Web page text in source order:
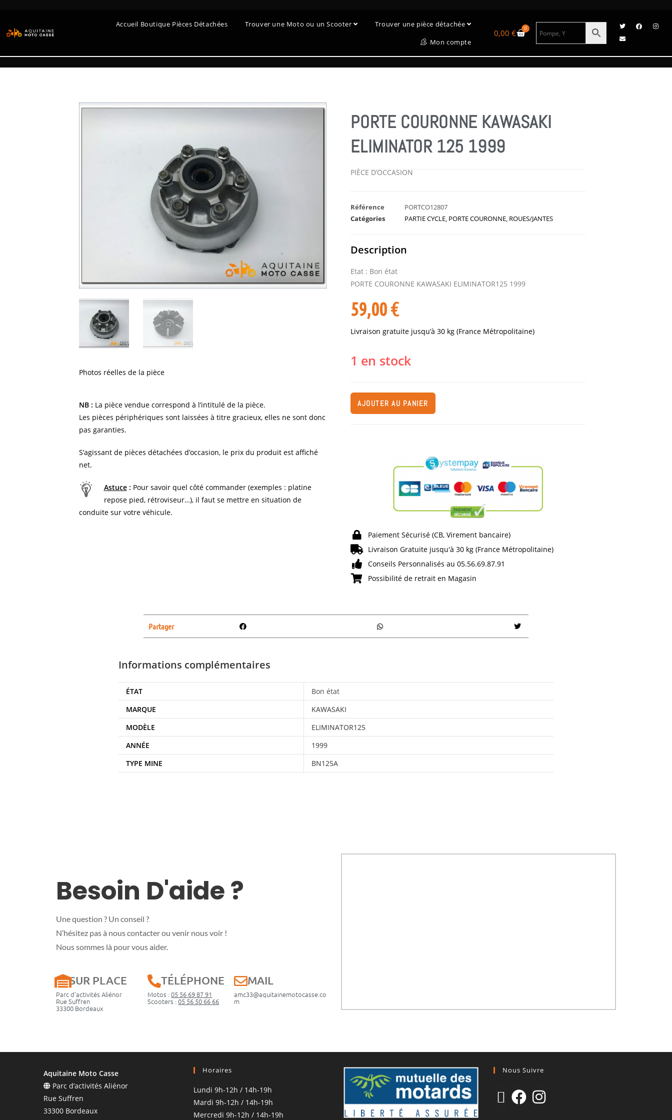
Accueil Boutique Pièces Détachées Trouver une Moto ou un Scooter
Trouver une pièce détachée
Mon compte
0,00 € 0
Photos réelles de la pièce
NB : La pièce vendue correspond à l’intitulé de la pièce.
Les pièces périphériques sont laissées à titre gracieux, elles ne sont donc
pas garanties.
S’agissant de pièces détachées d’occasion, le prix du produit est affiché
net.
Astuce: Pour savoir quel côté commander (exemples : platine
repose pied, rétroviseur…), il faut se mettre en situation de
conduite sur votre véhicule.
PORTE COURONNE KAWASAKI
ELIMINATOR 125 1999
PIÈCE D’OCCASION
Référence
PORTCO12807
Catégories
PARTIE CYCLE, PORTE COURONNE, ROUES/JANTES
Description
Etat : Bon état
PORTE COURONNE KAWASAKI ELIMINATOR125 1999
59,00€
Livraison gratuite jusqu’à 30 kg (France Métropolitaine)
1 en stock
AJOUTER AU PANIER
Paiement Sécurisé (CB, Virement bancaire)
Livraison Gratuite jusqu'à 30 kg (France Métropolitaine)
Conseils Personnalisés au 05.56.69.87.91
Possibilité de retrait en Magasin
Partager
Informations complémentaires
ÉTAT
Bon état
MARQUE
KAWASAKI
MODÈLE
ELIMINATOR125
ANNÉE
1999
TYPE MINE
BN125A
Besoin D'aide ?
Une question ? Un conseil ?
N’hésitez pas à nous contacter ou venir nous voir !
Nous sommes là pour vous aider.
SUR PLACE
Parc d’activités Aliénor
Rue Suffren
33300 Bordeaux
TÉLÉPHONE
Motos :05 56 69 87 91
Scooters :05 56 50 66 66
MAIL
amc33@aquitainemotocasse.co
m
Aquitaine Moto Casse
Parc d’activités Aliénor
Rue Suffren
33300 Bordeaux
Horaires
Lundi 9h-12h / 14h-19h
Mardi 9h-12h / 14h-19h
Mercredi 9h-12h / 14h-19h
Nous Suivre